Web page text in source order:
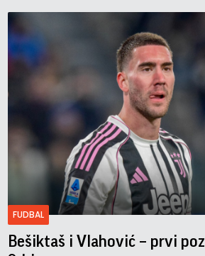
FUDBAL
Bešiktaš i Vlahović – prvi